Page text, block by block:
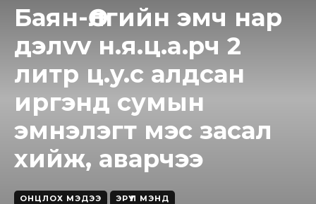
Баян-Өлгийн эмч нар
дэлvv н.я.ц.a.pч 2
литр ц.y.c алдсан
иргэнд сумын
эмнэлэгт мэc засал
хийж, аварчээ
ОНЦЛОХ МЭДЭЭ ЭРҮҮЛ МЭНД